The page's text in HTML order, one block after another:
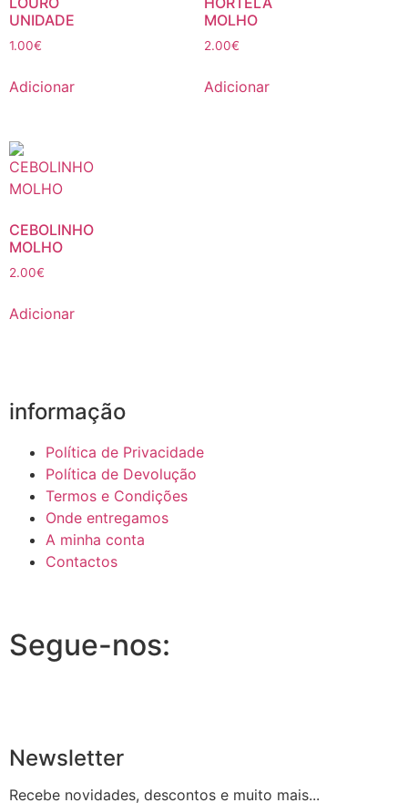
UNIDADE
1.00€
Adicionar
MOLHO
2.00€
Adicionar
CEBOLINHO
MOLHO
2.00€
Adicionar
informação
Política de Privacidade
Política de Devolução
Termos e Condições
Onde entregamos
A minha conta
Contactos
Segue-nos:
Newsletter
Recebe novidades, descontos e muito mais...